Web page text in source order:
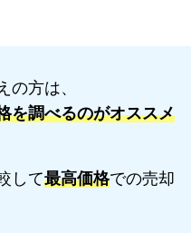
の方は、
を調べるのがオススメ
して最高価格での売却